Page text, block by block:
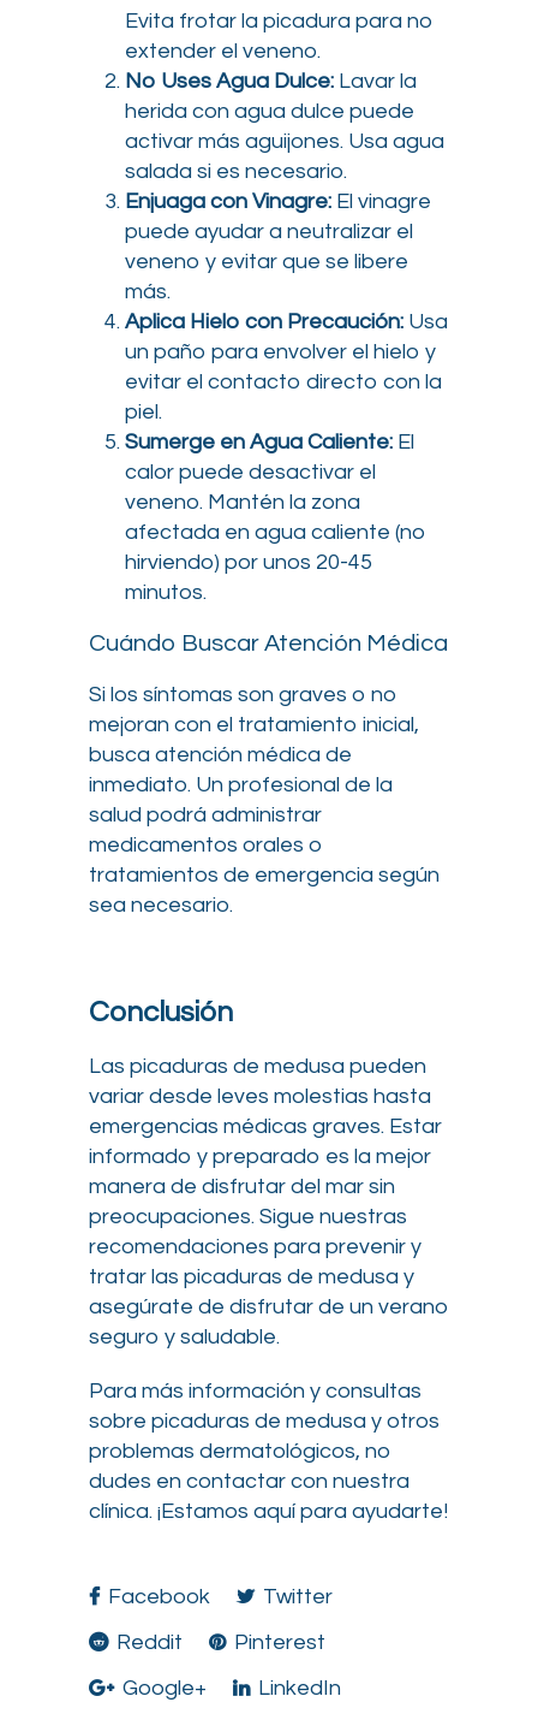
Evita frotar la picadura para no
extender el veneno.
No Uses Agua Dulce: Lavar la
herida con agua dulce puede
activar más aguijones. Usa agua
salada si es necesario.
Enjuaga con Vinagre: El vinagre
puede ayudar a neutralizar el
veneno y evitar que se libere
más.
Aplica Hielo con Precaución: Usa
un paño para envolver el hielo y
evitar el contacto directo con la
piel.
Sumerge en Agua Caliente: El
calor puede desactivar el
veneno. Mantén la zona
afectada en agua caliente (no
hirviendo) por unos 20-45
minutos.
Cuándo Buscar Atención Médica
Si los síntomas son graves o no
mejoran con el tratamiento inicial,
busca atención médica de
inmediato. Un profesional de la
salud podrá administrar
medicamentos orales o
tratamientos de emergencia según
sea necesario.
Conclusión
Las picaduras de medusa pueden
variar desde leves molestias hasta
emergencias médicas graves. Estar
informado y preparado es la mejor
manera de disfrutar del mar sin
preocupaciones. Sigue nuestras
recomendaciones para prevenir y
tratar las picaduras de medusa y
asegúrate de disfrutar de un verano
seguro y saludable.
Para más información y consultas
sobre picaduras de medusa y otros
problemas dermatológicos, no
dudes en contactar con nuestra
clínica. ¡Estamos aquí para ayudarte!
Facebook
Twitter
Reddit
Pinterest
Google+
LinkedIn